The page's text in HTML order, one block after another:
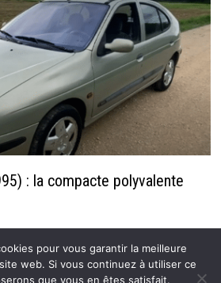
: la compacte polyvalente
pour vous garantir la meilleure
web. Si vous continuez à utiliser ce
que vous en êtes satisfait.